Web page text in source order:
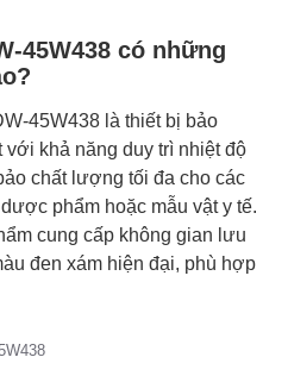
45W438 có những
45W438 là thiết bị bảo
khả năng duy trì nhiệt độ
chất lượng tối đa cho các
phẩm hoặc mẫu vật y tế.
cung cấp không gian lưu
đen xám hiện đại, phù hợp